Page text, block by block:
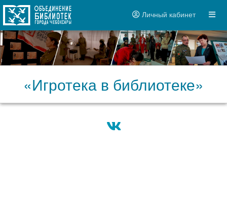
Личный кабинет
«Игротека в библиотеке»